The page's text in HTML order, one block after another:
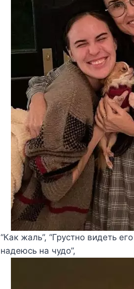
“Как жаль”, “Грустно видеть
надеюсь на чудо”,